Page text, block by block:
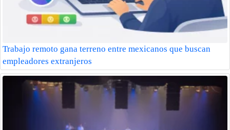
Trabajo remoto gana terreno entre mexicanos que buscan
empleadores extranjeros